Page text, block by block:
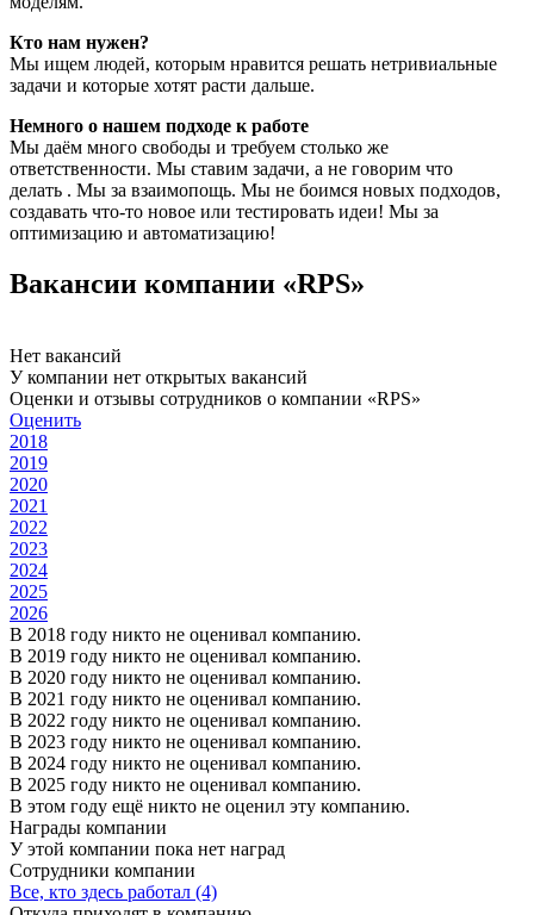
Кто нам нужен?
Мы ищем людей, которым нравится решать нетривиальные
задачи и которые хотят расти дальше.
Немного о нашем подходе к работе
Мы даём много свободы и требуем столько же
ответственности. Мы ставим задачи, а не говорим что
делать . Мы за взаимопощь. Мы не боимся новых подходов,
создавать что-то новое или тестировать идеи! Мы за
оптимизацию и автоматизацию!
Вакансии компании «RPS»
Нет вакансий
У компании нет открытых вакансий
Оценки и отзывы сотрудников о компании «RPS»
Оценить
2018
2019
2020
2021
2022
2023
2024
2025
2026
В 2018 году никто не оценивал компанию.
В 2019 году никто не оценивал компанию.
В 2020 году никто не оценивал компанию.
В 2021 году никто не оценивал компанию.
В 2022 году никто не оценивал компанию.
В 2023 году никто не оценивал компанию.
В 2024 году никто не оценивал компанию.
В 2025 году никто не оценивал компанию.
В этом году ещё никто не оценил эту компанию.
Награды компании
У этой компании пока нет наград
Сотрудники компании
Все, кто здесь работал (4)